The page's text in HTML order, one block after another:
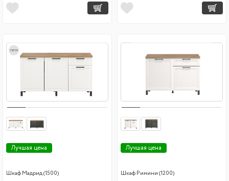
new
Лучшая цена
Шкаф Мадрид (1500)
Лучшая цена
Шкаф Римини (1200)